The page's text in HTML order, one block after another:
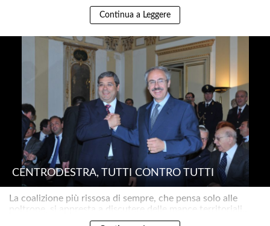
Continua a Leggere
CENTRODESTRA, TUTTI CONTRO TUTTI
La coalizione più rissosa di sempre, che pensa solo alle
poltrone, si appresta a discutere delle mance territoriali..